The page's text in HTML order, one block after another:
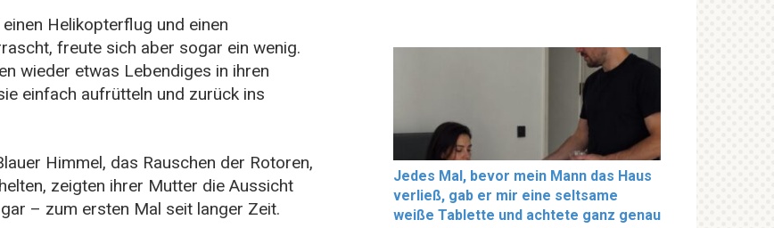
Helikopterflug und einen
freute sich aber sogar ein wenig.
wieder etwas Lebendiges in ihren
einfach aufrütteln und zurück ins
Himmel, das Rauschen der Rotoren,
zeigten ihrer Mutter die Aussicht
– zum ersten Mal seit langer Zeit.
Jedes Mal, bevor mein Mann das Haus
verließ, gab er mir eine seltsame
weiße Tablette und achtete ganz genau